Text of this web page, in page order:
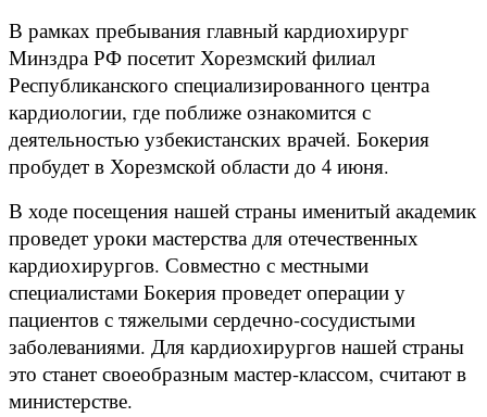
В рамках пребывания главный кардиохирург
Минздра РФ посетит Хорезмский филиал
Республиканского специализированного центра
кардиологии, где поближе ознакомится с
деятельностью узбекистанских врачей. Бокерия
пробудет в Хорезмской области до 4 июня.
В ходе посещения нашей страны именитый академик
проведет уроки мастерства для отечественных
кардиохирургов. Совместно с местными
специалистами Бокерия проведет операции у
пациентов с тяжелыми сердечно-сосудистыми
заболеваниями. Для кардиохирургов нашей страны
это станет своеобразным мастер-классом, считают в
министерстве.